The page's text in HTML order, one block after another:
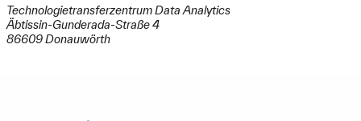
Sicherheitsüberprüfung (Spam-Schutz)
Technologietransferzentrum Data Analytics
Äbtissin-Gunderada-Straße 4
86609 Donauwörth